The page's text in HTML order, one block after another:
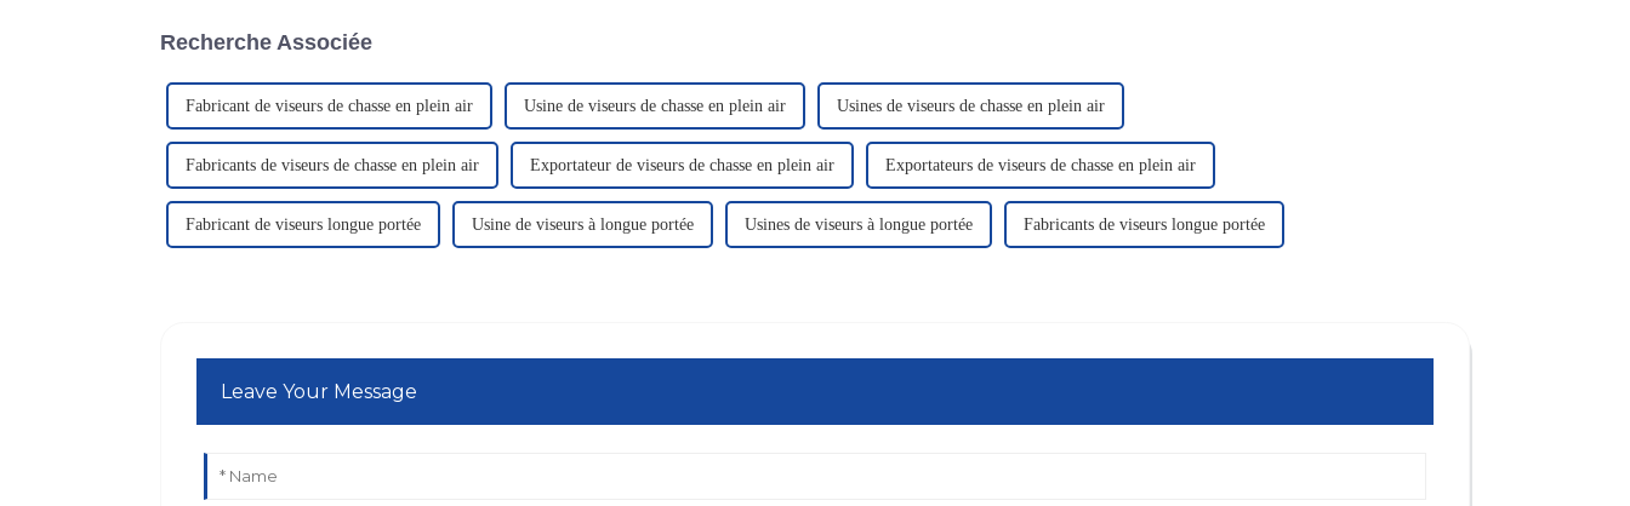
Recherche Associée
Fabricant de viseurs de chasse en plein air Usine de viseurs de chasse en plein air Usines de viseurs de chasse en plein air
Fabricants de viseurs de chasse en plein air Exportateur de viseurs de chasse en plein air Exportateurs de viseurs de chasse en plein air
Fabricant de viseurs longue portée Usine de viseurs à longue portée Usines de viseurs à longue portée Fabricants de viseurs longue portée
Leave Your Message